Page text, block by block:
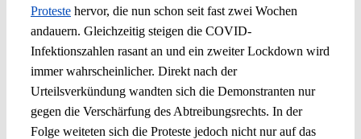
Protestehervor, die nun schon seit fast zwei Wochen
andauern. Gleichzeitig steigen die COVID-
Infektionszahlen rasant an und ein zweiter Lockdown wird
immer wahrscheinlicher. Direkt nach der
Urteilsverkündung wandten sich die Demonstranten nur
gegen die Verschärfung des Abtreibungsrechts. In der
Folge weiteten sich die Proteste jedoch nicht nur auf das